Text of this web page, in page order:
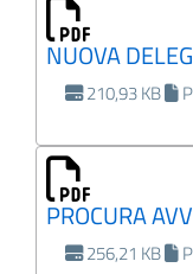
NUOVA
210,93 KB
PROCURA
256,21 KB